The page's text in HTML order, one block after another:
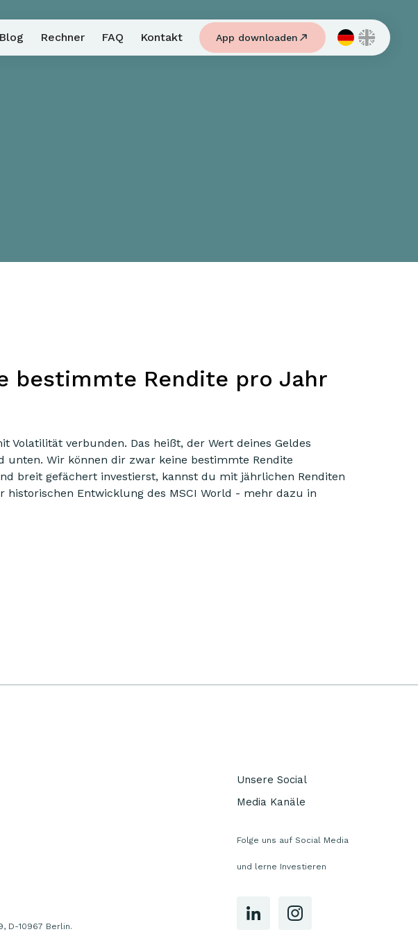
Blog Rechner FAQ Kontakt App downloaden
bestimmte Rendite pro Jahr
Volatilität verbunden. Das heißt, der Wert deines Geldes
unten. Wir können dir zwar keine bestimmte Rendite
breit gefächert investierst, kannst du mit jährlichen Renditen
historischen Entwicklung des MSCI World - mehr dazu in
D-10967 Berlin.
Unsere Social
Media Kanäle
Folge uns auf Social Media
und lerne Investieren